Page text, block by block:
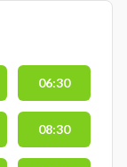
06:30
08:30